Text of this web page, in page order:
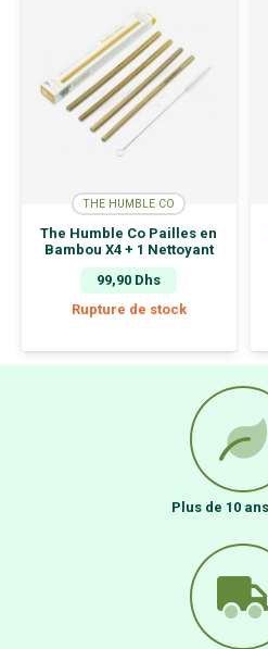
THE HUMBLE CO
The Humble Co Pailles en
Bambou X4 + 1 Nettoyant
99,90 Dhs
Rupture de stock
Plus de 10